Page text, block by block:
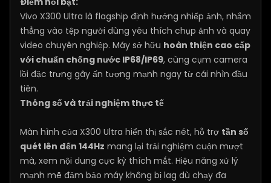
Vivo X300 Ultra là flagship định hướng nhiếp ảnh, nhắm
thẳng vào tệp người dùng yêu thích chụp ảnh và quay
video chuyên nghiệp. Máy sở hữu hoàn thiện cao cấp
với chuẩn chống nước IP68/IP69, cùng cụm camera
lồi đặc trưng gây ấn tượng mạnh ngay từ cái nhìn đầu
tiên.
Thông số và trải nghiệm thực tế
Màn hình của X300 Ultra hiển thị sắc nét, hỗ trợ tần số
quét lên đến 144Hz mang lại trải nghiệm cuộn mượt
mà, xem nội dung cực kỳ thích mắt. Hiệu năng xử lý
mạnh mẽ đảm bảo máy không bị lag dù chạy đa